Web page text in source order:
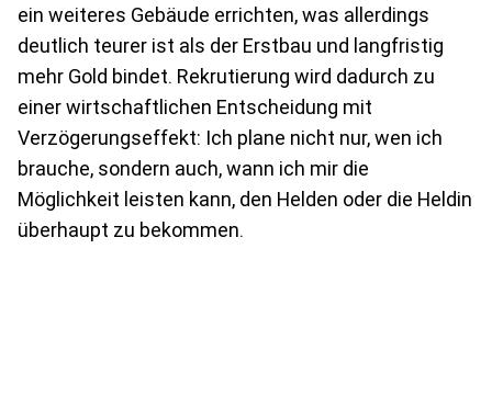
ein weiteres Gebäude errichten, was allerdings
deutlich teurer ist als der Erstbau und langfristig
mehr Gold bindet. Rekrutierung wird dadurch zu
einer wirtschaftlichen Entscheidung mit
Verzögerungseffekt: Ich plane nicht nur, wen ich
brauche, sondern auch, wann ich mir die
Möglichkeit leisten kann, den Helden oder die Heldin
überhaupt zu bekommen.